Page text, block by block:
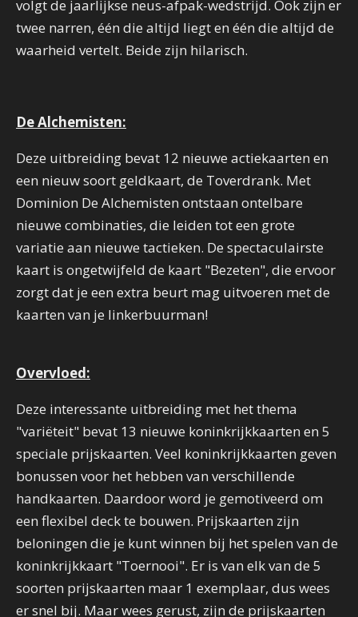
volgt de jaarlijkse neus-afpak-wedstrijd. Ook zijn er
twee narren, één die altijd liegt en één die altijd de
waarheid vertelt. Beide zijn hilarisch.
De Alchemisten:
Deze uitbreiding bevat 12 nieuwe actiekaarten en
een nieuw soort geldkaart, de Toverdrank. Met
Dominion De Alchemisten ontstaan ontelbare
nieuwe combinaties, die leiden tot een grote
variatie aan nieuwe tactieken. De spectaculairste
kaart is ongetwijfeld de kaart "Bezeten", die ervoor
zorgt dat je een extra beurt mag uitvoeren met de
kaarten van je linkerbuurman!
Overvloed:
Deze interessante uitbreiding met het thema
"variëteit" bevat 13 nieuwe koninkrijkkaarten en 5
speciale prijskaarten. Veel koninkrijkkaarten geven
bonussen voor het hebben van verschillende
handkaarten. Daardoor word je gemotiveerd om
een flexibel deck te bouwen. Prijskaarten zijn
beloningen die je kunt winnen bij het spelen van de
koninkrijkkaart "Toernooi". Er is van elk van de 5
soorten prijskaarten maar 1 exemplaar, dus wees
er snel bij. Maar wees gerust, zijn de prijskaarten